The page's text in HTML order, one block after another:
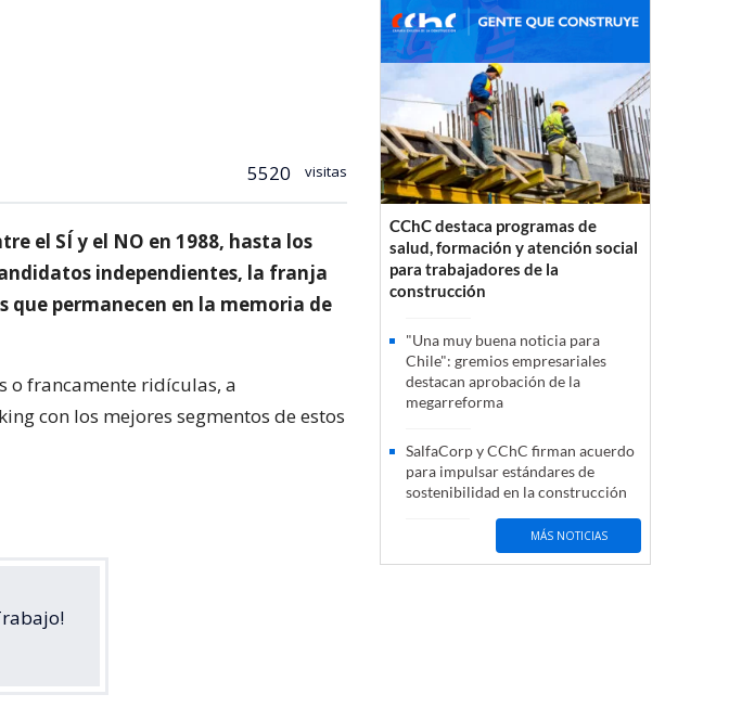
5520 visitas
el SÍ y el NO en 1988, hasta los
independientes, la franja
permanecen en la memoria de
o francamente ridículas, a
con los mejores segmentos de estos
CChC destaca programas de
salud, formación y atención social
para trabajadores de la
construcción
"Una muy buena noticia para
Chile": gremios empresariales
destacan aprobación de la
megarreforma
SalfaCorp y CChC firman acuerdo
para impulsar estándares de
sostenibilidad en la construcción
MÁS NOTICIAS